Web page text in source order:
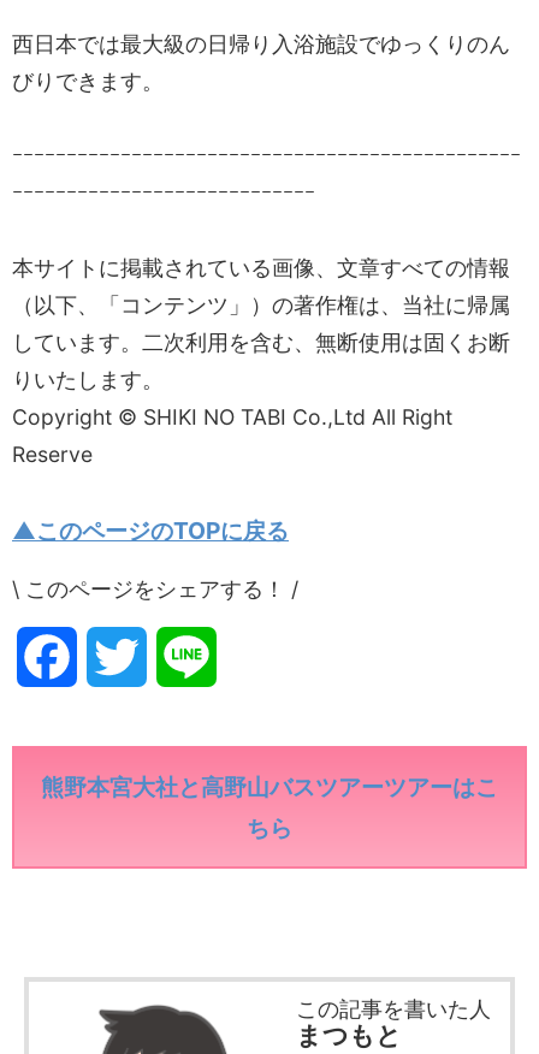
西日本では最大級の日帰り入浴施設でゆっくりのん
びりできます。
ｰｰｰｰｰｰｰｰｰｰｰｰｰｰｰｰｰｰｰｰｰｰｰｰｰｰｰｰｰｰｰｰｰｰｰｰｰｰｰｰｰｰｰｰｰｰｰ
ｰｰｰｰｰｰｰｰｰｰｰｰｰｰｰｰｰｰｰｰｰｰｰｰｰｰｰｰ
本サイトに掲載されている画像、文章すべての情報
（以下、「コンテンツ」）の著作権は、当社に帰属
しています。二次利用を含む、無断使用は固くお断
りいたします。
Copyright © SHIKI NO TABI Co.,Ltd All Right
Reserve
▲このページのTOPに戻る
\ このページをシェアする！ /
c i n
熊野本宮大社と高野山バスツアーツアーはこ
ちら
この記事を書いた人
まつもと